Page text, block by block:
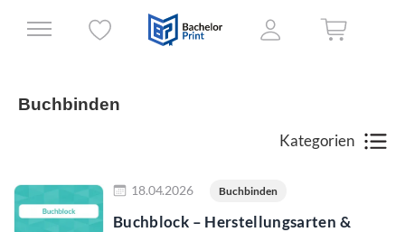
Buchbinden
Kategorien
18.04.2026 Buchbinden
Buchblock – Herstellungsarten &